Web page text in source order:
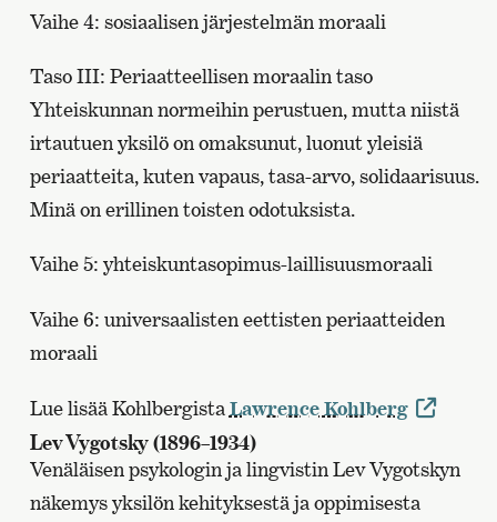
Vaihe 4: sosiaalisen järjestelmän moraali
Taso III: Periaatteellisen moraalin taso
Yhteiskunnan normeihin perustuen, mutta niistä
irtautuen yksilö on omaksunut, luonut yleisiä
periaatteita, kuten vapaus, tasa-arvo, solidaarisuus.
Minä on erillinen toisten odotuksista.
Vaihe 5: yhteiskuntasopimus-laillisuusmoraali
Vaihe 6: universaalisten eettisten periaatteiden
moraali
Lue lisää KohlbergistaLawrence Kohlberg
Lev Vygotsky (1896–1934)
Venäläisen psykologin ja lingvistin Lev Vygotskyn
näkemys yksilön kehityksestä ja oppimisesta